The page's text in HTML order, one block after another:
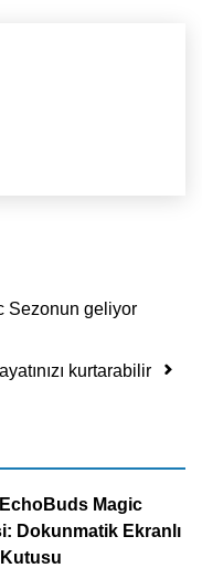
Sezonun geliyor
kurtarabilir
Magic
Dokunmatik Ekranlı
Kutusu